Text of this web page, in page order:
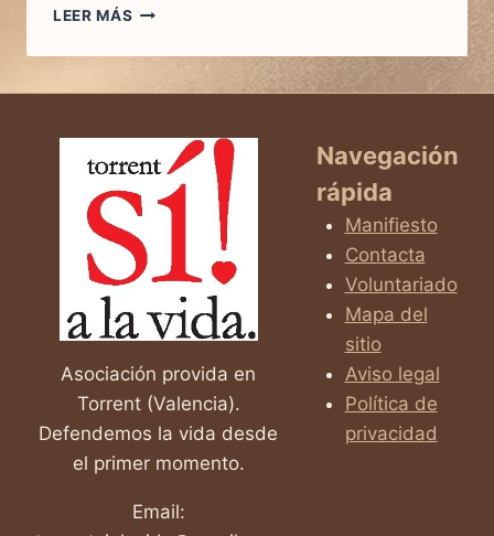
LEER MÁS LAS
DIJERON
Asociación provida en
Torrent (Valencia).
Defendemos la vida desde
el primer momento.
Email:
Navegación
rápida
Manifiesto
Contacta
Voluntariado
Mapa del
sitio
Aviso legal
Política de
privacidad